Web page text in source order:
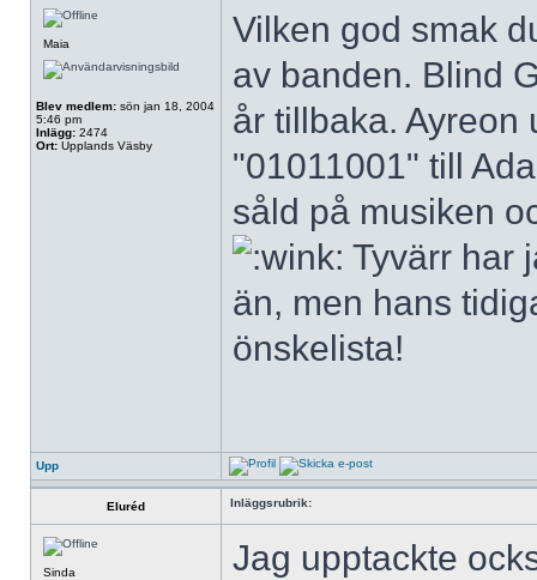
Maia
Blev medlem: sön jan 18, 2004
5:46 pm
Inlägg: 2474
Ort: Upplands Väsby
Vilken god smak
av banden. Blind
år tillbaka. Ayreon
"01011001" till
såld på musiken
Tyvärr har
än, men hans
önskelista!
Upp
Eluréd Inläggsrubrik:
Sinda
Jag upptackte